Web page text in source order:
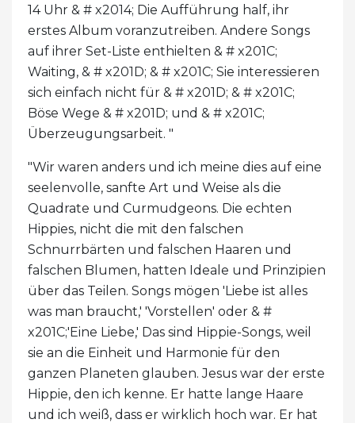
14 Uhr & # x2014; Die Aufführung half, ihr
erstes Album voranzutreiben. Andere Songs
auf ihrer Set-Liste enthielten & # x201C;
Waiting, & # x201D; & # x201C; Sie interessieren
sich einfach nicht für & # x201D; & # x201C;
Böse Wege & # x201D; und & # x201C;
Überzeugungsarbeit. "
"Wir waren anders und ich meine dies auf eine
seelenvolle, sanfte Art und Weise als die
Quadrate und Curmudgeons. Die echten
Hippies, nicht die mit den falschen
Schnurrbärten und falschen Haaren und
falschen Blumen, hatten Ideale und Prinzipien
über das Teilen. Songs mögen 'Liebe ist alles
was man braucht,' 'Vorstellen' oder & #
x201C;'Eine Liebe,' Das sind Hippie-Songs, weil
sie an die Einheit und Harmonie für den
ganzen Planeten glauben. Jesus war der erste
Hippie, den ich kenne. Er hatte lange Haare
und ich weiß, dass er wirklich hoch war. Er hat